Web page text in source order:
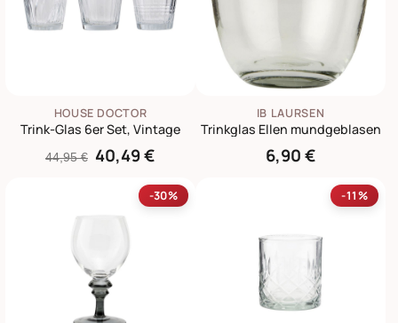
HOUSE DOCTOR
Trink-Glas 6er Set, Vintage
44,95 € 40,49 €
IB LAURSEN
Trinkglas Ellen mundgeblasen
6,90 €
-30% -11%